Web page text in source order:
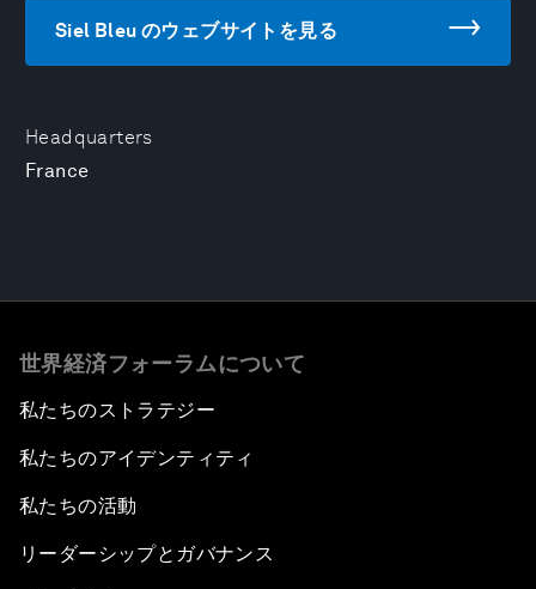
Headquarters
France
Siel Bleu のウェブサイトを見る
世界経済フォーラムについて
私たちのストラテジー
私たちのアイデンティティ
私たちの活動
リーダーシップとガバナンス